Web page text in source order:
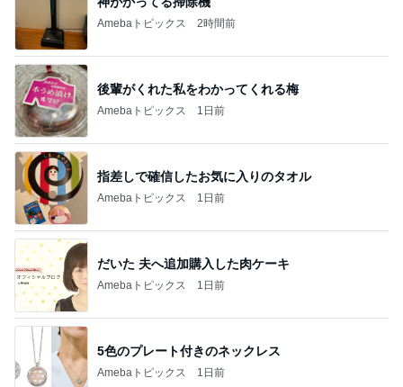
Amebaトピックス 2時間前
後輩がくれた私をわかってくれる梅
Amebaトピックス 1日前
指差しで確信したお気に入りのタオル
Amebaトピックス 1日前
だいた 夫へ追加購入した肉ケーキ
Amebaトピックス 1日前
5色のプレート付きのネックレス
Amebaトピックス 1日前